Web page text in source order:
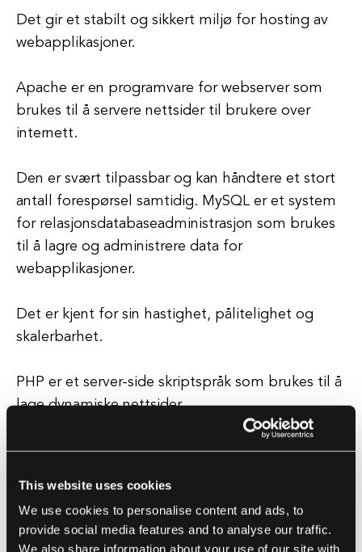
This website uses cookies
We use cookies to personalise content and ads, to
provide social media features and to analyse our traffic.
We also share information about your use of our site with
Det gir et stabilt og sikkert miljø for hosting av
webapplikasjoner.
Apache er en programvare for webserver som
brukes til å servere nettsider til brukere over
internett.
Den er svært tilpassbar og kan håndtere et stort
antall forespørsel samtidig. MySQL er et system
for relasjonsdatabaseadministrasjon som brukes
til å lagre og administrere data for
webapplikasjoner.
Det er kjent for sin hastighet, pålitelighet og
skalerbarhet.
PHP er et server-side skriptspråk som brukes til å
lage dynamiske nettsider.
Det er bredt støttet og enkelt å lære, noe som
for PHP i LAMP-stakken.